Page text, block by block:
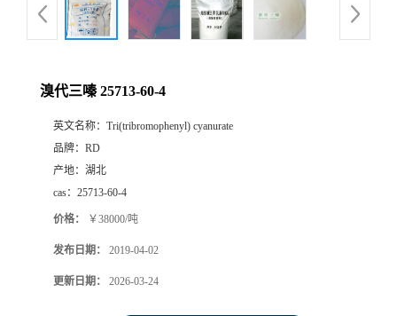
溴代三嗪 25713-60-4
英文名称： Tri(tribromophenyl) cyanurate
品牌： RD
产地： 湖北
cas： 25713-60-4
价格： ￥38000/吨
发布日期： 2019-04-02
更新日期： 2026-03-24